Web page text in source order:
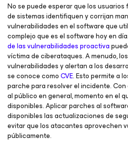
No se puede esperar que los
de sistemas identifiquen y corrijan
vulnerabilidades en el software que
complejo que es el software hoy en
de las vulnerabilidades proactiva
víctima de ciberataques. A menudo,
vulnerabilidades y alertan a los
se conoce comoCVE. Esto permite a
parche para resolver el incidente. Con
al público en general, momento en el
disponibles. Aplicar parches al
disponibles las actualizaciones de
evitar que los atacantes aprovechen
públicamente.